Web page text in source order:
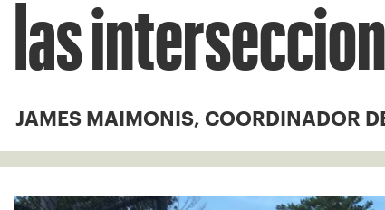
las
JAMES MAIMONIS, COORDINADOR